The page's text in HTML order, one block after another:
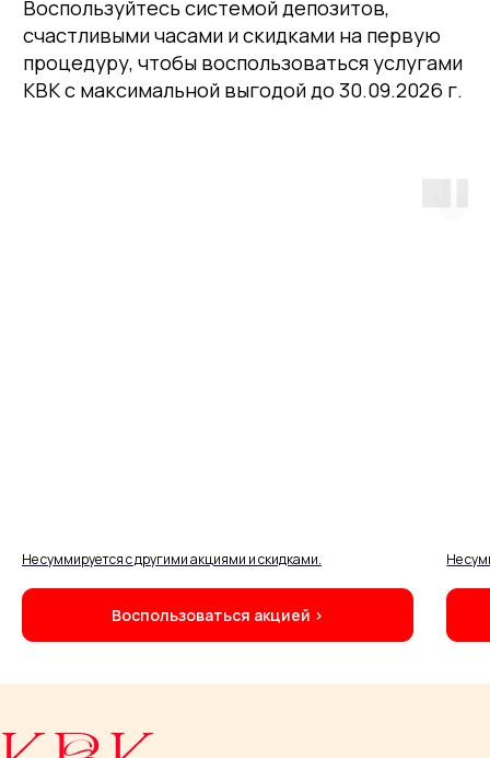
Не суммируется с другими акциями и скидками.
Воспользоваться акцией ›
Не